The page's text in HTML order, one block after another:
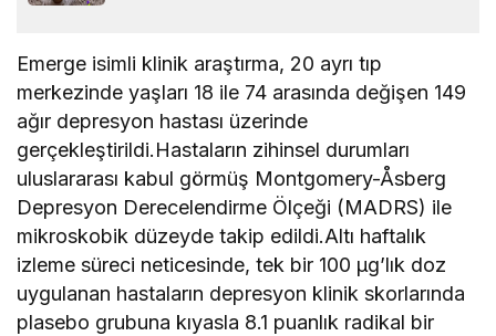
Emerge isimli klinik araştırma, 20 ayrı tıp
merkezinde yaşları 18 ile 74 arasında değişen 149
ağır depresyon hastası üzerinde
gerçekleştirildi.Hastaların zihinsel durumları
uluslararası kabul görmüş Montgomery-Åsberg
Depresyon Derecelendirme Ölçeği (MADRS) ile
mikroskobik düzeyde takip edildi.Altı haftalık
izleme süreci neticesinde, tek bir 100 µg’lık doz
uygulanan hastaların depresyon klinik skorlarında
plasebo grubuna kıyasla 8.1 puanlık radikal bir